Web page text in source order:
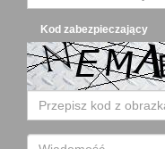
Kod zabezpieczający